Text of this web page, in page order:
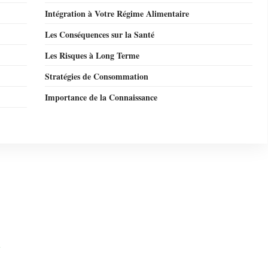
Intégration à Votre Régime Alimentaire
Les Conséquences sur la Santé
Les Risques à Long Terme
Stratégies de Consommation
Importance de la Connaissance